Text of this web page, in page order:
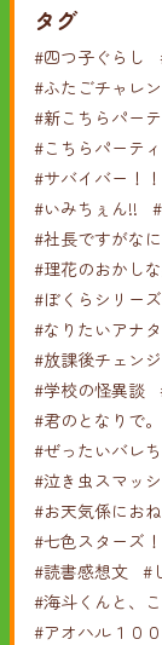
タグ
#四つ子ぐらし
#ふたごチャレン
#新こちらパー
#こちらパーテ
#サバイバー！！
#いみちぇん!!
#社長ですがな
#理花のおかし
#ぼくらシリーズ
#なりたいアナ
#放課後チェンジ
#学校の怪異談
#君のとなりで。
#ぜったいバレ
#泣き虫スマッシ
#お天気係にお
#七色スターズ！
#読書感想文
#
#海斗くんと、こ
#アオハル１０